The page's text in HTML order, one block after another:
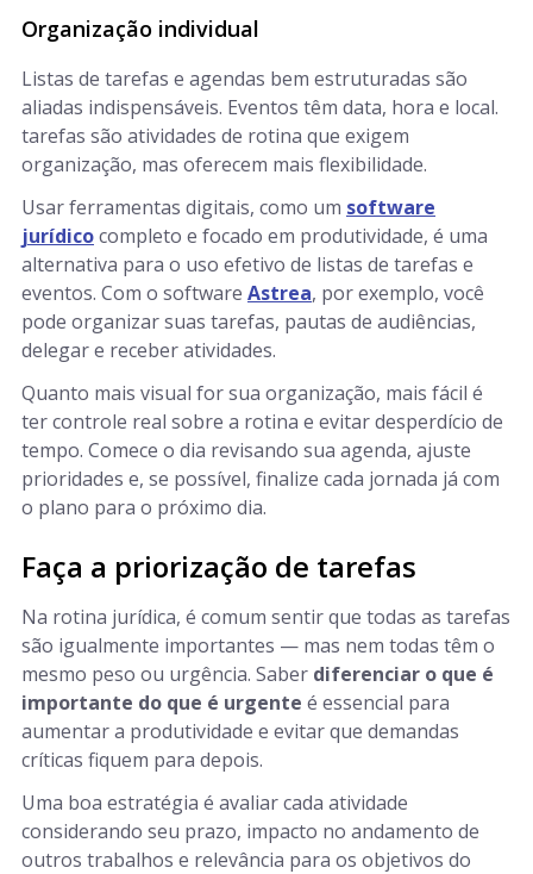
Organização individual
Listas de tarefas e agendas bem estruturadas são
aliadas indispensáveis. Eventos têm data, hora e local.
tarefas são atividades de rotina que exigem
organização, mas oferecem mais flexibilidade.
Usar ferramentas digitais, como um software
jurídicocompleto e focado em produtividade, é uma
alternativa para o uso efetivo de listas de tarefas e
eventos. Com o software Astrea, por exemplo, você
pode organizar suas tarefas, pautas de audiências,
delegar e receber atividades.
Quanto mais visual for sua organização, mais fácil é
ter controle real sobre a rotina e evitar desperdício de
tempo. Comece o dia revisando sua agenda, ajuste
prioridades e, se possível, finalize cada jornada já com
o plano para o próximo dia.
Faça a priorização de tarefas
Na rotina jurídica, é comum sentir que todas as tarefas
são igualmente importantes — mas nem todas têm o
mesmo peso ou urgência. Saber diferenciar o que é
importante do que é urgente é essencial para
aumentar a produtividade e evitar que demandas
críticas fiquem para depois.
Uma boa estratégia é avaliar cada atividade
considerando seu prazo, impacto no andamento de
outros trabalhos e relevância para os objetivos do